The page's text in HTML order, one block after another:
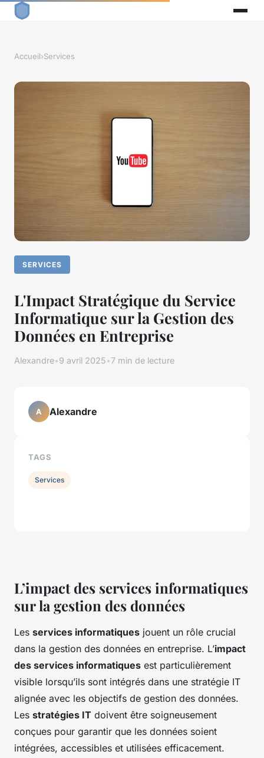
Accueil›Services
SERVICES
L'Impact Stratégique du Service
Informatique sur la Gestion des
Données en Entreprise
Alexandre•9 avril 2025•7 min de lecture
L’impact des services informatiques
sur la gestion des données
Les services informatiques jouent un rôle crucial
dans la gestion des données en entreprise. L’impact
des services informatiques est particulièrement
visible lorsqu’ils sont intégrés dans une stratégie IT
alignée avec les objectifs de gestion des données.
Les stratégies IT doivent être soigneusement
conçues pour garantir que les données soient
intégrées, accessibles et utilisées efficacement.
A Alexandre
TAGS
Services